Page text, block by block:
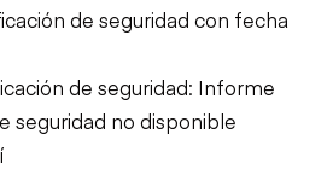
de seguridad con fecha
de seguridad: Informe
seguridad no disponible